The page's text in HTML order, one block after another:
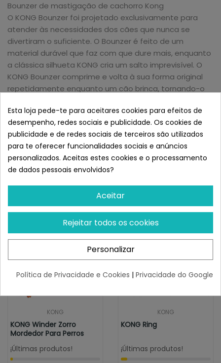
Bounzer de mastigação de cachorro Kong
O KONG Bounzer foi projetado exclusivamente para
atender às necessidades dos cães que nunca se
divertiram o suficiente. O Bounzer é feito de um
material durável que faz com que dure mais, enquanto
a clássica silhueta KONG cria um salto imprevisível. O
KONG Bounzer comprime e volta à sua forma original
repetidamente enquanto um cão brinca, tornando-o
superior também facilita puxar e jogar interativamente.
TAMANHO
M: 10x15x10cm
L: 12x20x12cm,
GG: 15x25x15cm
Semelhante a KONG Mordedor
para Perros Bounzer
KONG
KONG Winder Zorro
Mordedor Para Perros
¡Últimas produtos!
KONG
KONG Ring
¡Últimas produtos!
Esta loja pede-te para aceitares cookies para efeitos de
desempenho, redes sociais e publicidade. Os cookies de
publicidade e de redes sociais de terceiros são utilizados
para te oferecer funcionalidades sociais e anúncios
personalizados. Aceitas estes cookies e o processamento
de dados pessoais envolvidos?
Aceitar
Rejeitar todos os cookies
Personalizar
Política de Privacidade e Cookies | Privacidade do Google